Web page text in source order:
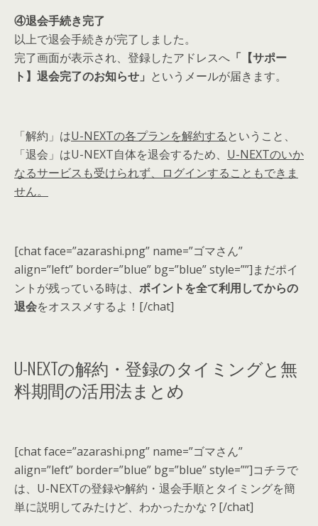
④退会手続き完了
以上で退会手続きが完了しました。
完了画面が表示され、登録したアドレスへ 「【サポー
ト】退会完了のお知らせ」 というメールが届きます。
「解約」はU-NEXTの各プランを解約するということ 、
「退会」はU-NEXT自体を退会するため、 U-NEXTのいか
なるサービスも受けられず、ログインすることもできま
せん。
[chat face=”azarashi.png” name=”ゴマさん”
align=”left” border=”blue” bg=”blue” style=””]まだポイ
ントが残っている時は、 ポイントを全て利用してからの
退会をオススメするよ！[/chat]
U-NEXTの解約・登録のタイミングと無
料期間の活用法まとめ
[chat face=”azarashi.png” name=”ゴマさん”
align=”left” border=”blue” bg=”blue” style=””]コチラで
は、U-NEXTの登録や解約・退会手順とタイミングを簡
単に説明してみたけど、わかったかな？[/chat]